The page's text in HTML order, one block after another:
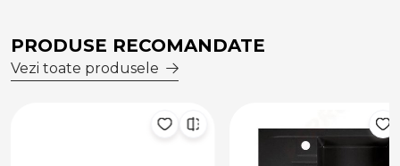
PRODUSE RECOMANDATE
Vezi toate produsele